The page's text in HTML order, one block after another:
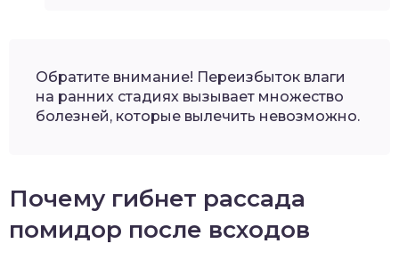
Обратите внимание! Переизбыток влаги
на ранних стадиях вызывает множество
болезней, которые вылечить невозможно.
Почему гибнет рассада
помидор после всходов